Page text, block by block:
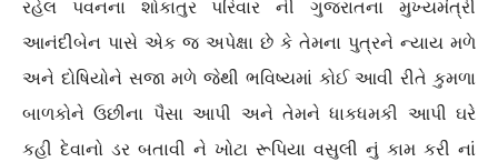
રહેલ પવનના શોકાતુર પરિવાર ની ગુજરાતના મુખ્યમંત્રી
આનંદીબેન પાસે એક જ અપેક્ષા છે કે તેમના પુત્રને ન્યાય મળે
અને દોષિયોને સજા મળે જેથી ભવિષ્યમાં કોઈ આવી રીતે કુમળા
બાળકોને ઉછીના પૈસા આપી અને તેમને ધાકધમકી આપી ઘરે
કહી દેવાનો ડર બતાવી ને ખોટા રૂપિયા વસુલી નું કામ કરી નાં